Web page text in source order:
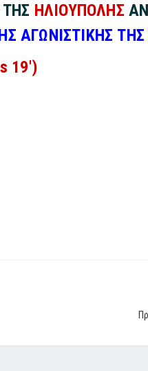
ΗΛΙΟΥΠΟΛΗΣ
ΑΓΩΝΙΣΤΙΚΗΣ ΤΗΣ
19')